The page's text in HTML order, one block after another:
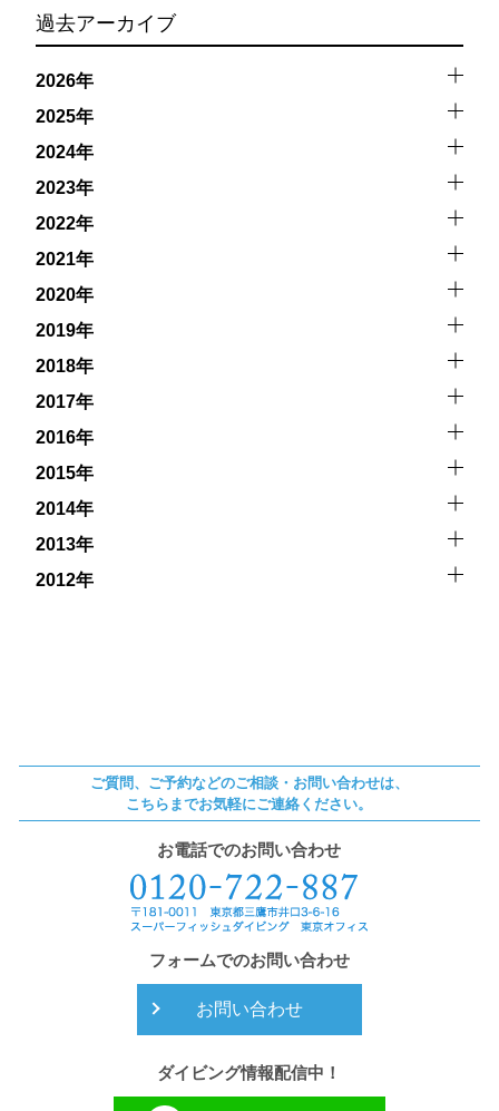
過去アーカイブ
2026年
2025年
2024年
2023年
2022年
2021年
2020年
2019年
2018年
2017年
2016年
2015年
2014年
2013年
2012年
ご質問、ご予約などのご相談・お問い合わせは、
こちらまでお気軽にご連絡ください。
お電話でのお問い合わせ
フォームでのお問い合わせ
お問い合わせ
ダイビング情報配信中！